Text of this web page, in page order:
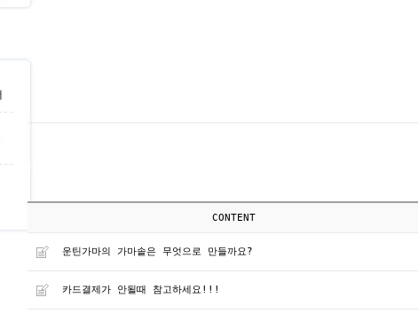
CONTENT
운틴가마의 가마솥은 무엇으로 만들까요?
카드결제가 안될때 참고하세요!!!